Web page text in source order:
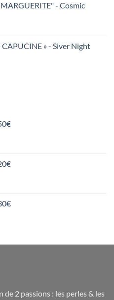
- Cosmic
CAPUCINE » - Siver Night
2 passions : les perles & les